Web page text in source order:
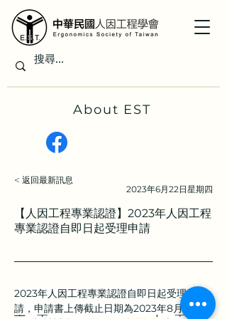
About EST
< 返回最新訊息
2023年6月22日星期四
【人因工程專業認證】2023年人因工程
專業認證自即日起受理申請
上一章 下一章
2023年人因工程專業認證自即日起受理申
請，申請書上傳截止日期為2023年8月30